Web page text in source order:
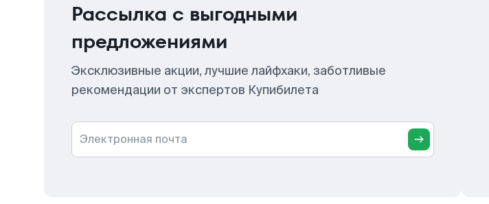
Рассылка с выгодными
предложениями
Эксклюзивные акции, лучшие лайфхаки, заботливые
рекомендации от экспертов Купибилета
Электронная почта